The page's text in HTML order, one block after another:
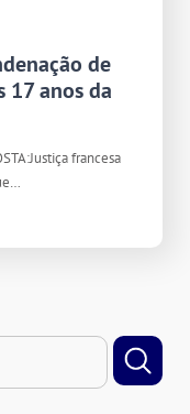
de
17 anos da
francesa